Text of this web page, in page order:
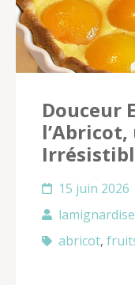
Douceur
15 juin 2026
lamignardise
abricot,